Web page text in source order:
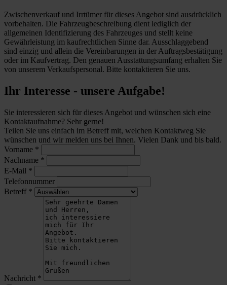
Zwischenverkauf und Irrtümer für dieses Angebot sind ausdrücklich
vorbehalten. Die Fahrzeugbeschreibung dient lediglich der
allgemeinen Identifizierung des Fahrzeuges und stellt keine
Gewährleistung im kaufrechtlichen Sinne dar. Ausschlaggebend
sind einzig und allein die Vereinbarungen in der Auftragsbestätigung
oder im Kaufvertrag. Den genauen Ausstattungsumfang erhalten Sie
von unserem Verkaufspersonal. Bitte kontaktieren Sie uns.
Ihr Interesse - unsere Aufgabe!
Sie interessieren sich für dieses Angebot und wünschen sich eine
Kontaktaufnahme? Sehr gerne!
Teilen Sie uns einfach im Betreff mit, welchen Kontaktweg Sie
wünschen und wir melden uns bei Ihnen. Vielen Dank und bis bald.
Vorname *
Nachname *
E-Mail *
Telefonnummer
Betreff *
Nachricht *